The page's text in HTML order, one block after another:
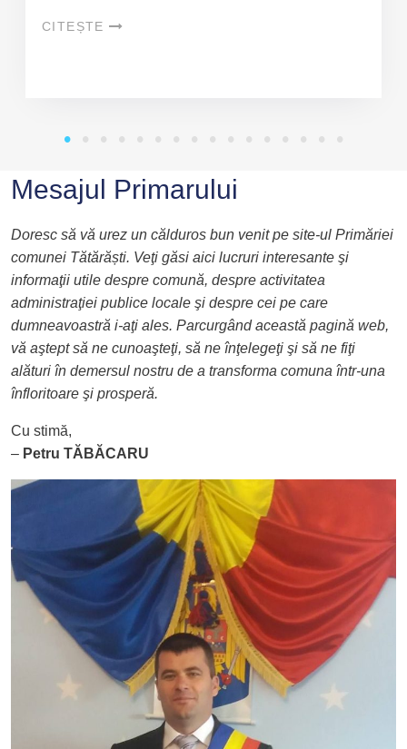
CITEȘTE
Mesajul Primarului
Doresc să vă urez un călduros bun venit pe site-ul Primăriei
comunei Tătărăști. Veţi găsi aici lucruri interesante şi
informaţii utile despre comună, despre activitatea
administraţiei publice locale şi despre cei pe care
dumneavoastră i-aţi ales. Parcurgând această pagină web,
vă aştept să ne cunoaşteţi, să ne înţelegeţi şi să ne fiţi
alături în demersul nostru de a transforma comuna într-una
înfloritoare şi prosperă.
Cu stimă,
– Petru TĂBĂCARU